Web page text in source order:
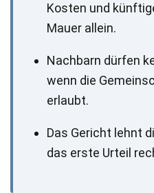
Kosten und
Mauer allein.
Nachbarn dürfen
wenn die
erlaubt.
Das Gericht lehnt
das erste Urteil